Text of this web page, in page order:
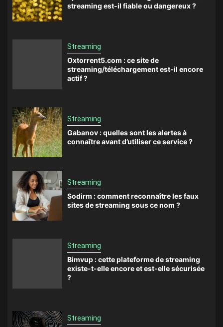
streaming est-il fiable ou dangereux ?
Streaming
Oxtorrent5.com : ce site de
streaming/téléchargement est-il encore
actif ?
Streaming
Gabanov : quelles sont les alertes à
connaître avant d’utiliser ce service ?
Streaming
Sodirm : comment reconnaître les faux
sites de streaming sous ce nom ?
Streaming
Bimvup : cette plateforme de streaming
existe-t-elle encore et est-elle sécurisée
?
Streaming